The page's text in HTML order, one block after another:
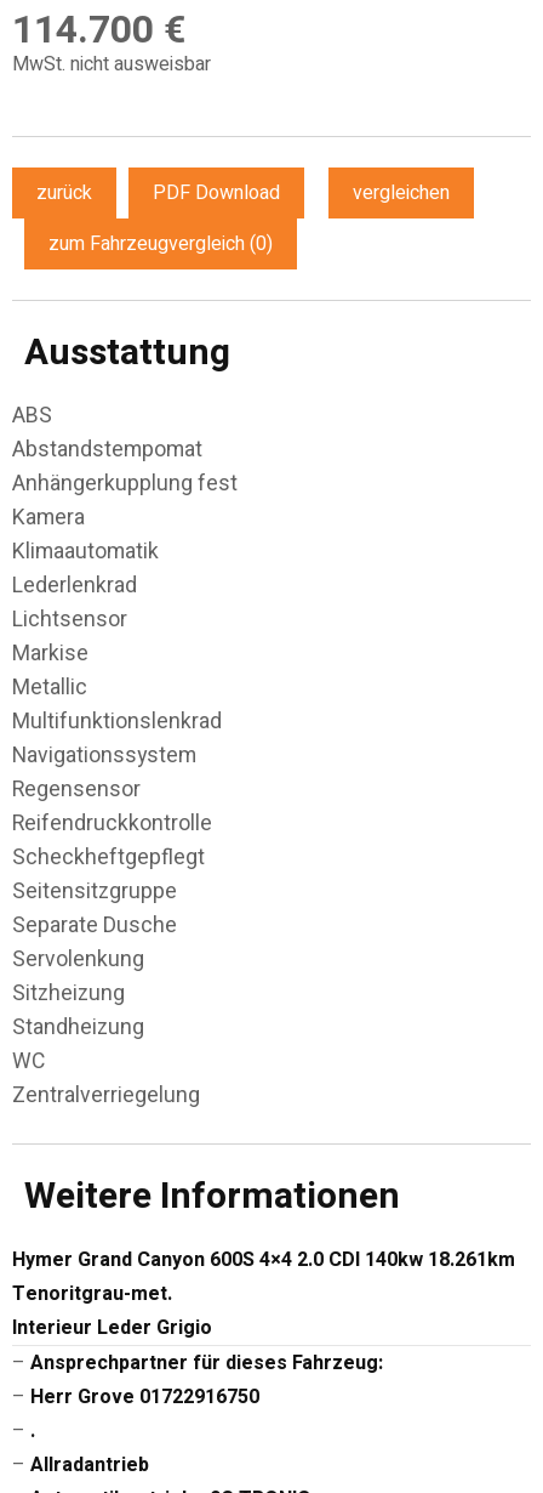
114.700 €
MwSt. nicht ausweisbar
zurück PDF Download
vergleichen
zum Fahrzeugvergleich(0)
Ausstattung
ABS
Abstandstempomat
Anhängerkupplung fest
Kamera
Klimaautomatik
Lederlenkrad
Lichtsensor
Markise
Metallic
Multifunktionslenkrad
Navigationssystem
Regensensor
Reifendruckkontrolle
Scheckheftgepflegt
Seitensitzgruppe
Separate Dusche
Servolenkung
Sitzheizung
Standheizung
WC
Zentralverriegelung
Weitere Informationen
Hymer Grand Canyon 600S 4×4 2.0 CDI 140kw 18.261km
Tenoritgrau-met.
Interieur Leder Grigio
– Ansprechpartner für dieses Fahrzeug:
– Herr Grove 01722916750
– .
– Allradantrieb